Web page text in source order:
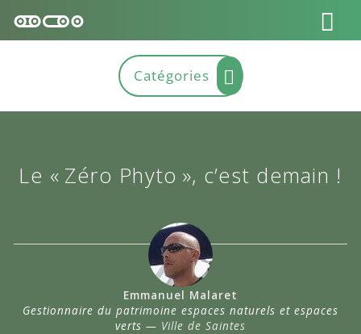
Le « Zéro Phyto », c’est demain !
Emmanuel Malaret
Gestionnaire du patrimoine espaces naturels et espaces
verts — Ville de Saintes